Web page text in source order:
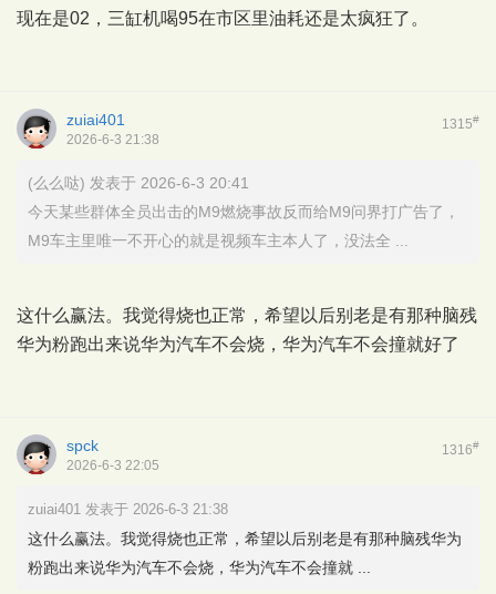
现在是02，三缸机喝95在市区里油耗还是太疯狂了。
1315#
zuiai401
2026-6-3 21:38
(么么哒) 发表于 2026-6-3 20:41
今天某些群体全员出击的M9燃烧事故反而给M9问界打广告了，
M9车主里唯一不开心的就是视频车主本人了，没法全 ...
这什么赢法。我觉得烧也正常，希望以后别老是有那种脑残
华为粉跑出来说华为汽车不会烧，华为汽车不会撞就好了
1316#
spck
2026-6-3 22:05
zuiai401 发表于 2026-6-3 21:38
这什么赢法。我觉得烧也正常，希望以后别老是有那种脑残华为
粉跑出来说华为汽车不会烧，华为汽车不会撞就 ...